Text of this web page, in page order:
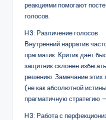
реакциями помогают
голосов.
H3: Различение голосов
Внутренний нарратив
прагматик. Критик даёт
защитник склонен
решению. Замечание этих
(не как абсолютной
прагматичную стратегию
H3: Работа с